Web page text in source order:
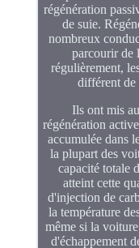
régénération
de suie.
nombreux
parcourir de
régulièrement,
différent de
Ils ont mis
régénération
accumulée dans
la plupart des
capacité totale
atteint cette
d'injection de
la température
même si la
d'échappement